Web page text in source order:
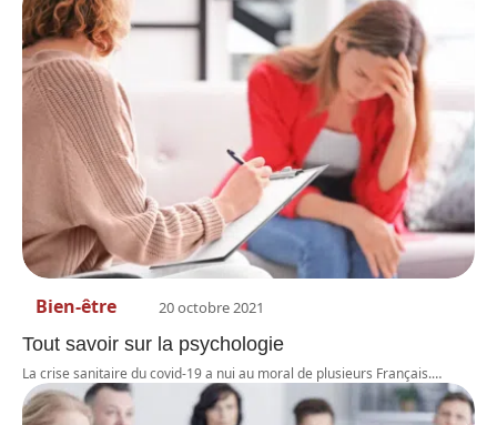
Bien-être 20 octobre 2021
Tout savoir sur la psychologie
La crise sanitaire du covid-19 a nui au moral de plusieurs Français.…